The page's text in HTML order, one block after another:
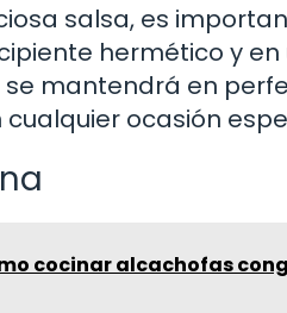
salsa, es
hermético y en
se mantendrá en
ocasión
cocinar alcachofas